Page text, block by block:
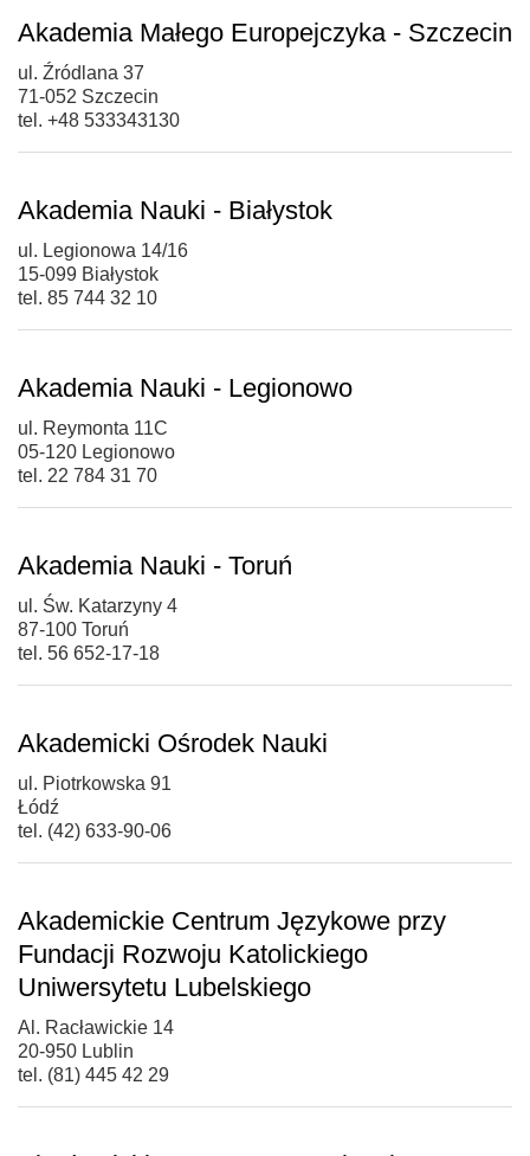
Akademia Małego Europejczyka - Szczecin
ul. Źródlana 37
71-052 Szczecin
tel. +48 533343130
Akademia Nauki - Białystok
ul. Legionowa 14/16
15-099 Białystok
tel. 85 744 32 10
Akademia Nauki - Legionowo
ul. Reymonta 11C
05-120 Legionowo
tel. 22 784 31 70
Akademia Nauki - Toruń
ul. Św. Katarzyny 4
87-100 Toruń
tel. 56 652-17-18
Akademicki Ośrodek Nauki
ul. Piotrkowska 91
Łódź
tel. (42) 633-90-06
Akademickie Centrum Językowe przy
Fundacji Rozwoju Katolickiego
Uniwersytetu Lubelskiego
Al. Racławickie 14
20-950 Lublin
tel. (81) 445 42 29